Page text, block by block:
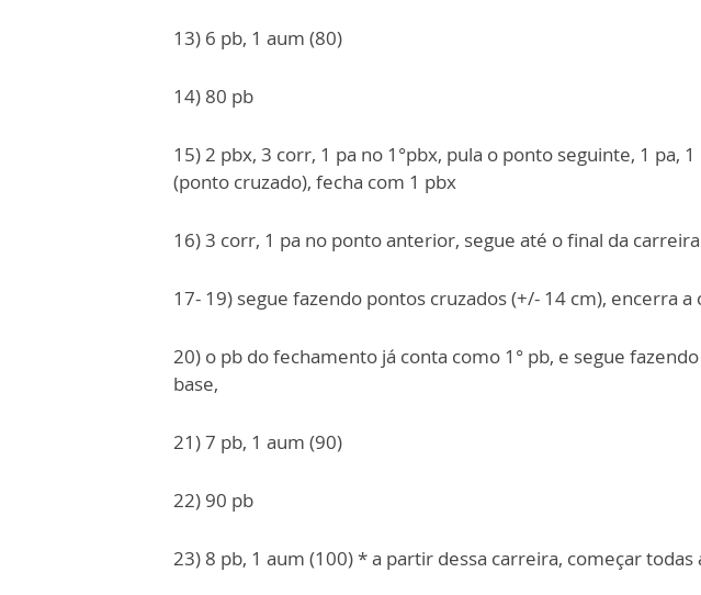
13) 6 pb, 1 aum (80)
14) 80 pb
15) 2 pbx, 3 corr, 1 pa no 1°pbx, pula o ponto seguinte, 1 pa,
(ponto cruzado), fecha com 1 pbx
16) 3 corr, 1 pa no ponto anterior, segue até o final da carreira
17- 19) segue fazendo pontos cruzados (+/- 14 cm), encerra
20) o pb do fechamento já conta como 1° pb, e segue
base,
21) 7 pb, 1 aum (90)
22) 90 pb
23) 8 pb, 1 aum (100) * a partir dessa carreira, começar todas